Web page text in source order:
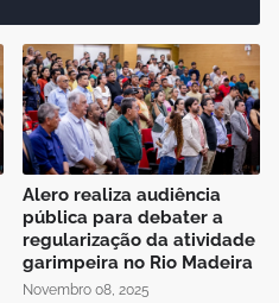
Alero realiza audiência
pública para debater a
regularização da atividade
garimpeira no Rio Madeira
Novembro 08, 2025